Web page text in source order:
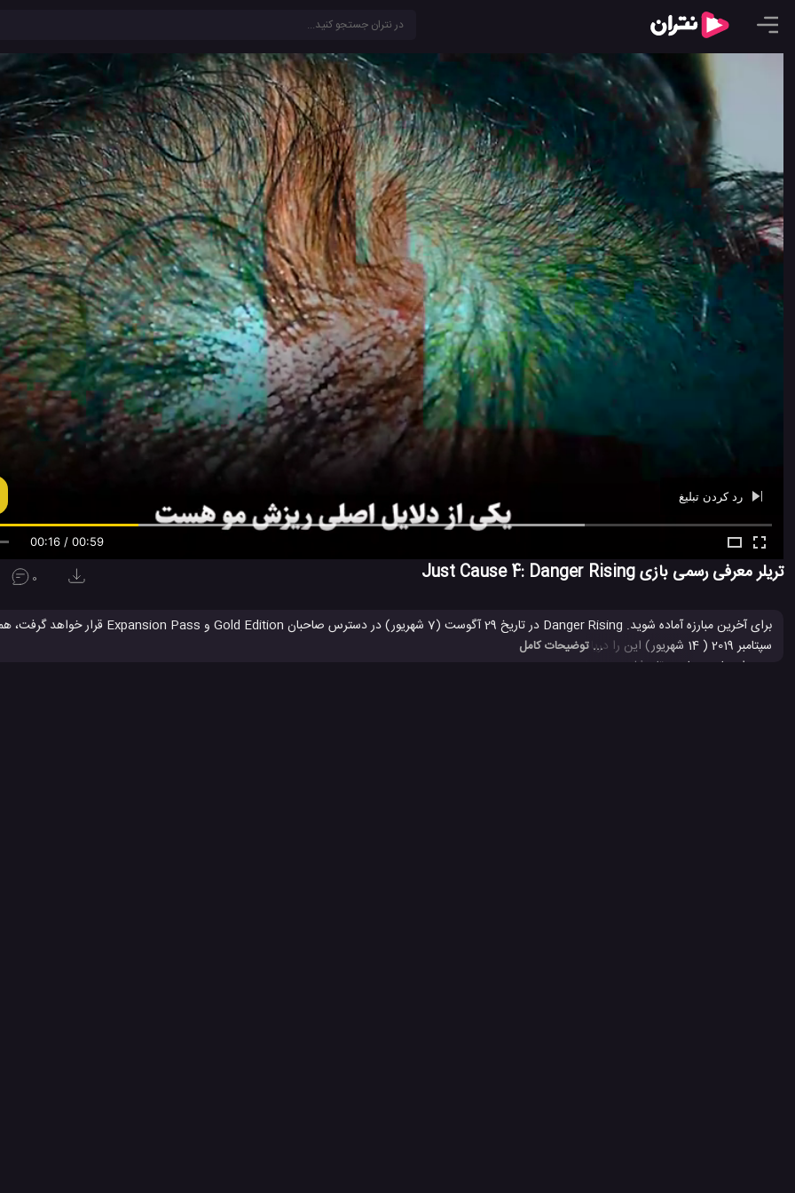
00:17 / 00:59 Ad - 00:42
تریلر معرفی رسمی بازی Just Cause 4: Danger Rising 0
بردن او، پایین بیاورد. تام شلدون به مأموریت خود برای متوقف کردن آژانس می پردازد، آن هم با تمام عناصر بازی جدید و در حال تغییر مانند هاوور بورد و
... توضیحات کامل